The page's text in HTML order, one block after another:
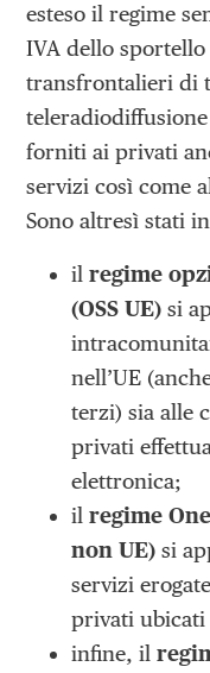
esteso il regime
IVA dello sportello
transfrontalieri di
forniti ai privati
servizi così come
Sono altresì stati
ilregime
(OSS UE) si
nell’UE
terzi) sia alle
privati
elettronica;
ilregime
non UE) si
servizi
privati ubicati
infine, il